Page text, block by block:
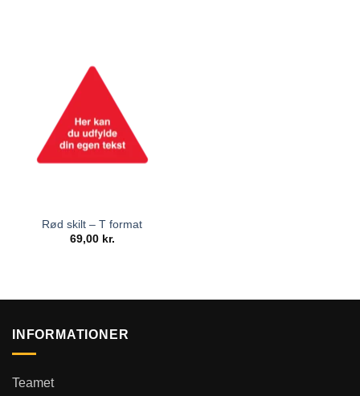
Rød skilt – T format
69,00 kr.
INFORMATIONER
Teamet